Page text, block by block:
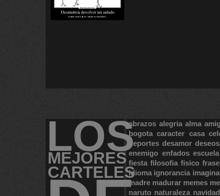
LOS
MEJORES
CARTELES
abrazos alegria alma
bogota caracter casa
deportes desamor deseos
enemigo enfados escuela
fiesta filosofia fisico
idioma ignorancia
madre madurar memes
naruto naturaleza navidad